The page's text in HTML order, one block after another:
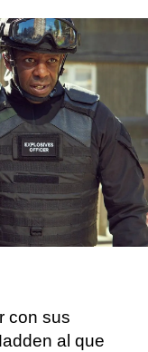
con sus
al que